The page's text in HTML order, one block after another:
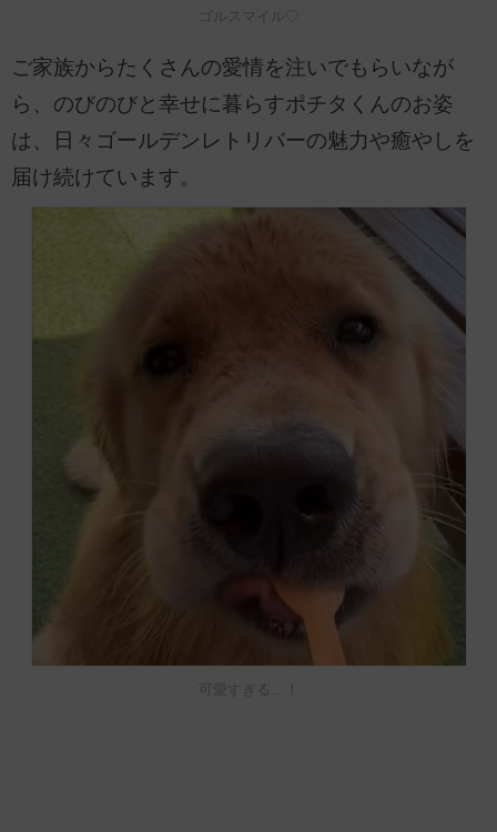
ゴルスマイル♡
ご家族からたくさんの愛情を注いでもらいなが
ら、のびのびと幸せに暮らすポチタくんのお姿
は、日々ゴールデンレトリバーの魅力や癒やしを
届け続けています。
可愛すぎる…！